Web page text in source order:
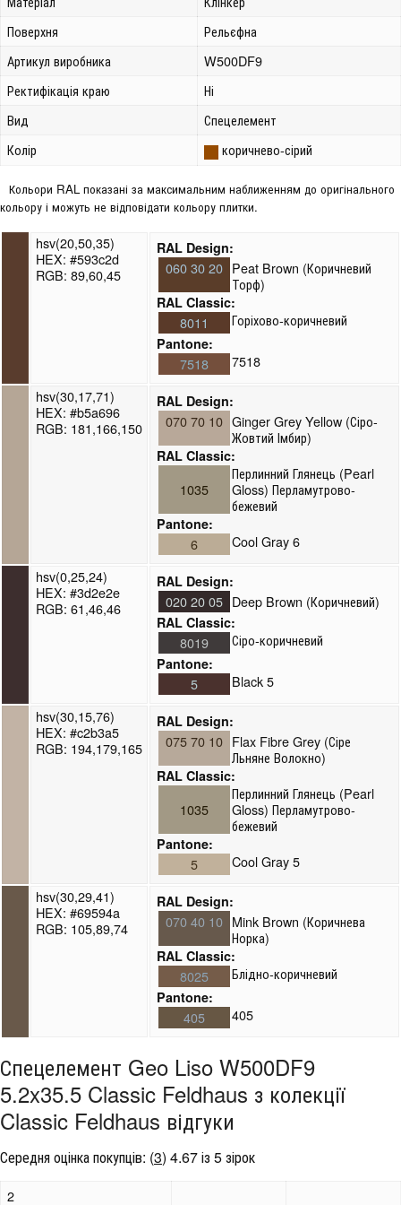
Поверхня
Рельєфна
Артикул виробника
W500DF9
Ректифікація краю
Ні
Вид
Спецелемент
Колір
коричнево-сірий
Кольори RAL показані за максимальним наближенням до оригінального
кольору і можуть не відповідати кольору плитки.
hsv(20,50,35)
HEX: #593c2d
RGB: 89,60,45
RAL Design:
060 30 20 Peat Brown (Коричневий
Торф)
RAL Classic:
8011 Горіхово-коричневий
Pantone:
7518
7518
hsv(30,17,71)
HEX: #b5a696
RGB: 181,166,150
RAL Design:
070 70 10 Ginger Grey Yellow (Сіро-
Жовтий Імбир)
RAL Classic:
1035
Перлинний Глянець (Pearl
Gloss) Перламутрово-
бежевий
Pantone:
6
Cool Gray 6
hsv(0,25,24)
HEX: #3d2e2e
RGB: 61,46,46
RAL Design:
020 20 05 Deep Brown (Коричневий)
RAL Classic:
8019 Сіро-коричневий
Pantone:
5
Black 5
hsv(30,15,76)
HEX: #c2b3a5
RGB: 194,179,165
RAL Design:
075 70 10 Flax Fibre Grey (Сіре
Льняне Волокно)
RAL Classic:
1035
Перлинний Глянець (Pearl
Gloss) Перламутрово-
бежевий
Pantone:
5
Cool Gray 5
hsv(30,29,41)
HEX: #69594a
RGB: 105,89,74
RAL Design:
070 40 10 Mink Brown (Коричнева
Норка)
RAL Classic:
8025 Блідно-коричневий
Pantone:
405 405
Спецелемент Geo Liso W500DF9
5.2x35.5 Classic Feldhaus з колекції
Classic Feldhaus відгуки
Середня оцінка покупців: (3) 4.67 із 5 зірок
2